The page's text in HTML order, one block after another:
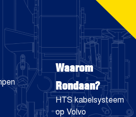
Waarom
Rondaan?
HTS kabelsysteem
op Volvo